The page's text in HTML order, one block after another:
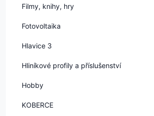
Filmy, knihy, hry
Fotovoltaika
Hlavice 3
Hliníkové profily a příslušenství
Hobby
KOBERCE